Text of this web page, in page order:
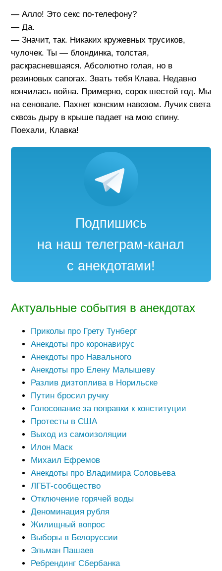
— Алло! Это секс по-телефону?
— Да.
— Значит, так. Никаких кружевных трусиков,
чулочек. Ты — блондинка, толстая,
раскрасневшаяся. Абсолютно голая, но в
резиновых сапогах. Звать тебя Клава. Недавно
кончилась война. Примерно, сорок шестой год. Мы
на сеновале. Пахнет конским навозом. Лучик света
сквозь дыру в крыше падает на мою спину.
Поехали, Клавка!
Подпишись
на наш телеграм-канал
с анекдотами!
Актуальные события в анекдотах
Приколы про Грету Тунберг
Анекдоты про коронавирус
Анекдоты про Навального
Анекдоты про Елену Малышеву
Разлив дизтоплива в Норильске
Путин бросил ручку
Голосование за поправки к конституции
Протесты в США
Выход из самоизоляции
Илон Маск
Михаил Ефремов
Анекдоты про Владимира Соловьева
ЛГБТ-сообщество
Отключение горячей воды
Деноминация рубля
Жилищный вопрос
Выборы в Белоруссии
Эльман Пашаев
Ребрендинг Сбербанка